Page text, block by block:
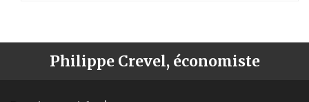
Philippe Crevel, économiste